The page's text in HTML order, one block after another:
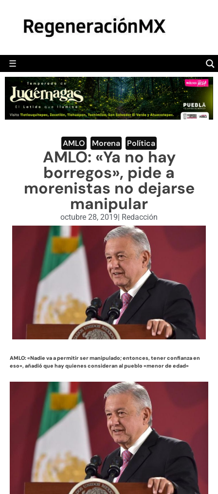
☰
POLÍTICA
CAMALEÓN
OPINIÓN
DEPORTES
ENGLISH SECTION
VIDEOS
AMLO Morena Política
AMLO: «Ya no hay
borregos», pide a
morenistas no dejarse
manipular
octubre 28, 2019| Redacción
AMLO: «Nadie va a permitir ser manipulado; entonces, tener confianza en
eso», añadió que hay quienes consideran al pueblo «menor de edad»